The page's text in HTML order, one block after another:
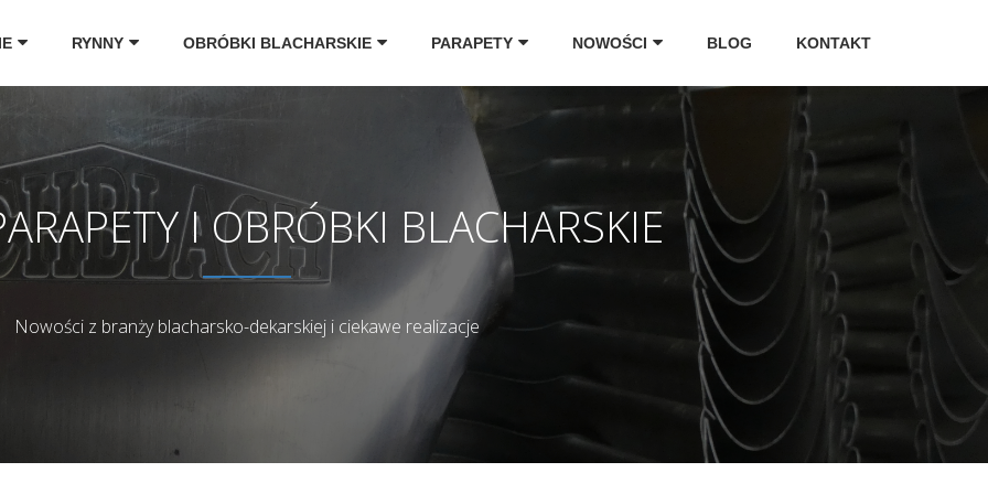
RYNNY OBRÓBKI BLACHARSKIE PARAPETY NOWOŚCI BLOG KONTAKT
I OBRÓBKI BLACHARSKIE
Nowości z branży blacharsko-dekarskiej i ciekawe realizacje